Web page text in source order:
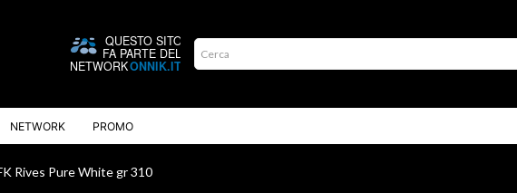
NETWORK PROMO
Rives Pure White gr 310